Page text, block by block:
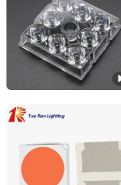
Guangdong,
Guangzhou
Guangdong,